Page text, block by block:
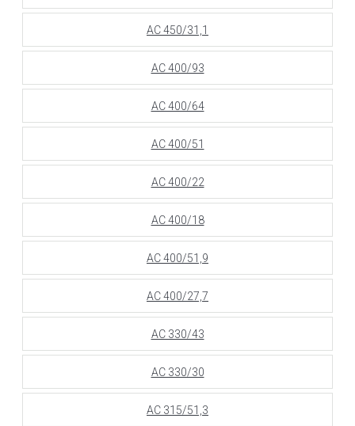
АС 450/31,1
АС 400/93
АС 400/64
АС 400/51
АС 400/22
АС 400/18
АС 400/51,9
АС 400/27,7
АС 330/43
АС 330/30
АС 315/51,3